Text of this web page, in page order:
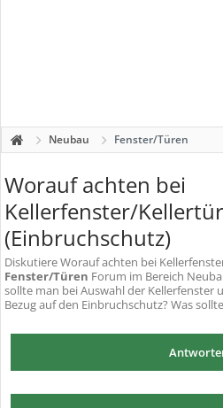
Neubau Fenster/Türen
Worauf achten bei
Kellerfenster/Kellertür
(Einbruchschutz)
DiskutiereWorauf achten bei
Fenster/Türen Forum im Bereich
sollte man bei Auswahl der Kellerfenster
Bezug auf den Einbruchschutz? Was